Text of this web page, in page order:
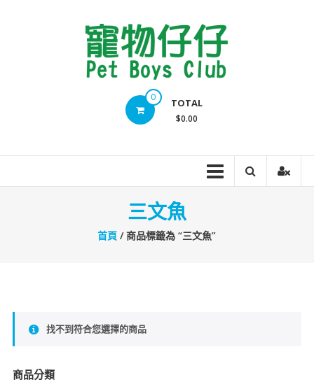
0 TOTAL
$0.00
三文魚
首頁 / 商品標籤為 “三文魚”
找不到符合您選擇的商品
商品分類